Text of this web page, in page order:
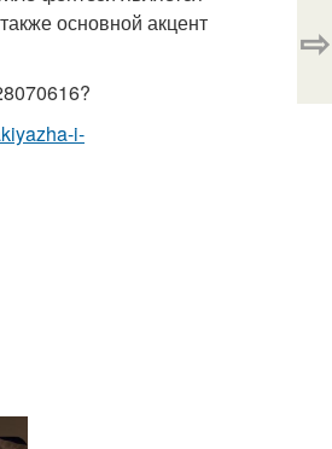
основной акцент
i-
⇨